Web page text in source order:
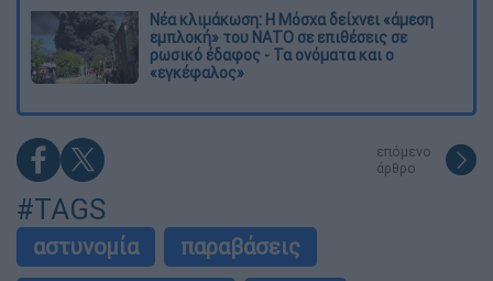
Νέα κλιμάκωση: Η Μόσχα δείχνει «άμεση
εμπλοκή» του ΝΑΤΟ σε επιθέσεις σε
ρωσικό έδαφος - Τα ονόματα και ο
«εγκέφαλος»
επόμενο
άρθρο
#TAGS
αστυνομία
παραβάσεις